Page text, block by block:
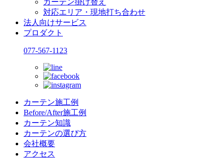
対応エリア・現地打ち合わせ
法人向けサービス
プロダクト
077-567-1123
カーテン施工例
Before/After施工例
カーテン知識
カーテンの選び方
会社概要
アクセス